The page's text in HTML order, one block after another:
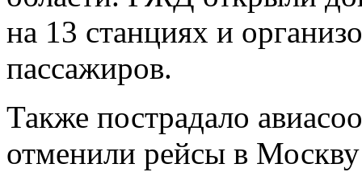
на 13 станциях и
пассажиров.
Также пострадало
отменили рейсы в